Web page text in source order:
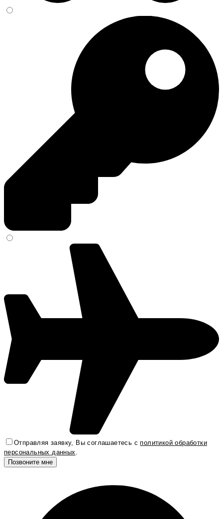
Отправляя заявку, Вы соглашаетесь сполитикой обработки
персональных данных.